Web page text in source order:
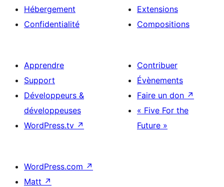
Hébergement
Confidentialité
Extensions
Compositions
Apprendre
Support
Développeurs &
développeuses
WordPress.tv ↗
Contribuer
Évènements
Faire un don ↗
« Five For the
Future »
WordPress.com ↗
Matt ↗